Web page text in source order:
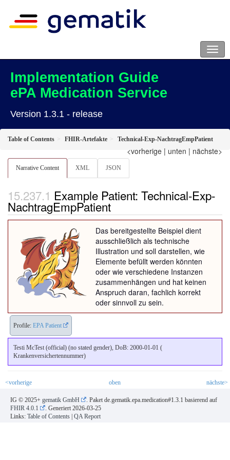
Implementation Guide
ePA Medication Service
Version 1.3.1 - release
Table of Contents FHIR-Artefakte Technical-Exp-NachtragEmpPatient
<vorherige | unten | nächste>
Narrative Content XML JSON
Example Patient: Technical-Exp-
NachtragEmpPatient
Das bereitgestellte Beispiel dient
ausschließlich als technische
Illustration und soll darstellen, wie
Elemente befüllt werden könnten
oder wie verschiedene Instanzen
zusammenhängen und hat keinen
Anspruch daran, fachlich korrekt
oder sinnvoll zu sein.
Profile: EPA Patient
Testi McTest (official) (no stated gender), DoB: 2000-01-01 (
Krankenversichertennummer)
<vorherige oben nächste>
IG © 2025+ gematik GmbH
. Paket de.gematik.epa.medication#1.3.1 basierend auf
FHIR 4.0.1
. Generiert 2026-03-25
Links: Table of Contents | QA Report